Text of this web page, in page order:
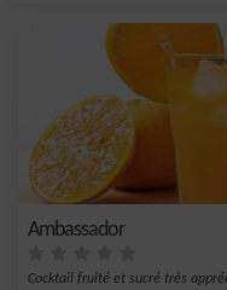
Ambassador
Cocktail fruité et sucré très